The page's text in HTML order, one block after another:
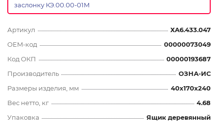
заслонку КЭ.00.00-01М
Артикул
ХА6.433.047
OEM-код
00000073049
Код ОКП
00000193687
Производитель
ОЗНА-ИС
Размеры изделия, мм
40x170x240
Вес нетто, кг
4.68
Упаковка
Ящик деревянный